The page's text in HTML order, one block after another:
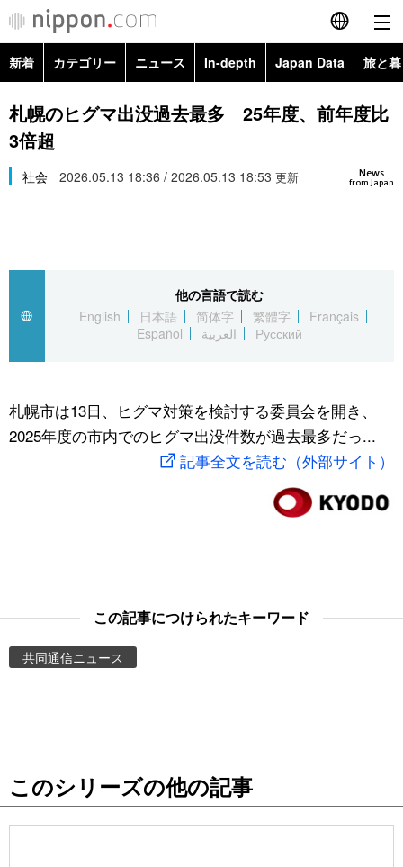
English
简体字
Русский
カテゴリー
経済・ビジネス
国際
文化
トップ
アーカイブ
In-depth
Japan Data
動画/Live
お知らせ
新着 カテゴリー ニュース In-depth Japan Data 旅と
政治・外交
経済・ビジネス
スポーツ・東京2020
Topics
札幌のヒグマ出没過去最多 25年度、前年度比
3倍超
News
from Japan
社会 2026.05.13 18:36 / 2026.05.13 18:53 更新
他の言語で読む
English
日本語 简体字 繁體字
Français
Español
العربية Русский
札幌市は13日、ヒグマ対策を検討する委員会を開き、
2025年度の市内でのヒグマ出没件数が過去最多だっ...
記事全文を読む（外部サイト）
この記事につけられたキーワード
共同通信ニュース
このシリーズの他の記事